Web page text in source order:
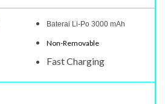
Baterai Li-Po 3000 mAh
Non-Removable
Fast Charging